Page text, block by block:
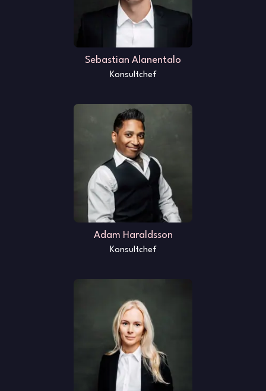
Sebastian Alanentalo
Konsultchef
Adam Haraldsson
Konsultchef